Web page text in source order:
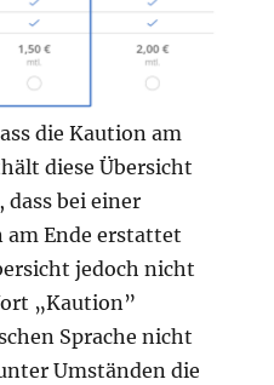
die Kaution am
diese Übersicht
dass bei einer
Ende erstattet
jedoch nicht
„Kaution”
Sprache nicht
Umständen die